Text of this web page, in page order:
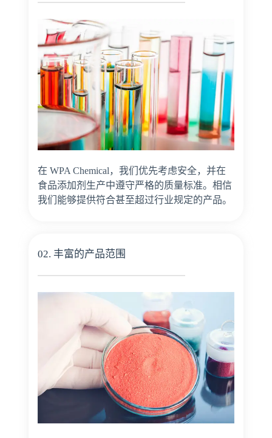
在 WPA Chemical，我们优先考虑安全，并在
食品添加剂生产中遵守严格的质量标准。相信
我们能够提供符合甚至超过行业规定的产品。
02. 丰富的产品范围